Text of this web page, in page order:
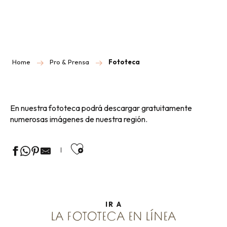
Home Pro & Prensa Fototeca
En nuestra fototeca podrá descargar gratuitamente
numerosas imágenes de nuestra región.
Ajouter aux favoris
IR A
LA FOTOTECA EN LÍNEA